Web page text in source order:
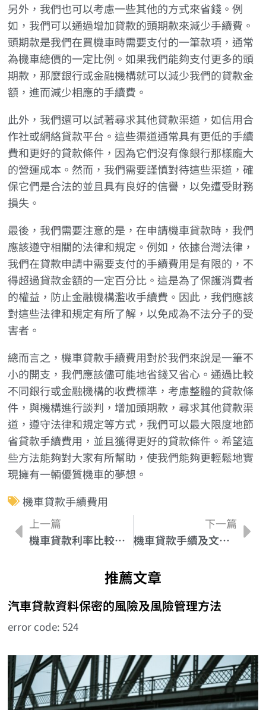
另外，我們也可以考慮一些其他的方式來省錢。例
如，我們可以通過增加貸款的頭期款來減少手續費。
頭期款是我們在買機車時需要支付的一筆款項，通常
為機車總價的一定比例。如果我們能夠支付更多的頭
期款，那麼銀行或金融機構就可以減少我們的貸款金
額，進而減少相應的手續費。
此外，我們還可以試著尋求其他貸款渠道，如信用合
作社或網絡貸款平台。這些渠道通常具有更低的手續
費和更好的貸款條件，因為它們沒有像銀行那樣龐大
的營運成本。然而，我們需要謹慎對待這些渠道，確
保它們是合法的並且具有良好的信譽，以免遭受財務
損失。
最後，我們需要注意的是，在申請機車貸款時，我們
應該遵守相關的法律和規定。例如，依據台灣法律，
我們在貸款申請中需要支付的手續費用是有限的，不
得超過貸款金額的一定百分比。這是為了保護消費者
的權益，防止金融機構濫收手續費。因此，我們應該
對這些法律和規定有所了解，以免成為不法分子的受
害者。
總而言之，機車貸款手續費用對於我們來說是一筆不
小的開支，我們應該儘可能地省錢又省心。通過比較
不同銀行或金融機構的收費標準，考慮整體的貸款條
件，與機構進行談判，增加頭期款，尋求其他貸款渠
道，遵守法律和規定等方式，我們可以最大限度地節
省貸款手續費用，並且獲得更好的貸款條件。希望這
些方法能夠對大家有所幫助，使我們能夠更輕鬆地實
現擁有一輛優質機車的夢想。
機車貸款手續費用
上一篇
機車貸款利率比較：找到最低利率的攻略
下一篇
機車貸款手續及文件｜與您分享申請流程與材料要點
推薦文章
汽車貸款資料保密的風險及風險管理方法
error code: 524